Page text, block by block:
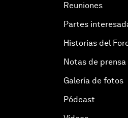
Reuniones
Partes
Historias del
Notas de prensa
Galería de fotos
Pódcast